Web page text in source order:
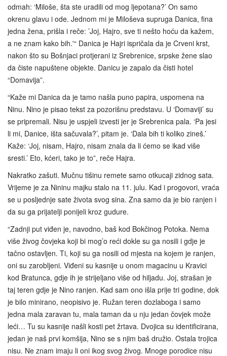
odmah: ‘Miloše, šta ste uradili od mog ljepotana?’ On samo
okrenu glavu i ode. Jednom mi je Miloševa supruga Danica, fina
jedna žena, prišla i reče: ’Joj, Hajro, sve ti nešto hoću da kažem,
a ne znam kako bih.'“ Danica je Hajri ispričala da je Crveni krst,
nakon što su Bošnjaci protjerani iz Srebrenice, srpske žene slao
da čiste napuštene objekte. Danicu je zapalo da čisti hotel
“Domavija”.
“Kaže mi Danica da je tamo našla puno papira, uspomena na
Ninu. Nino je pisao tekst za pozorišnu predstavu. U ‘Domaviji’ su
se pripremali. Nisu je uspjeli izvesti jer je Srebrenica pala. ‘Pa jesi
li mi, Danice, išta sačuvala?’, pitam je. ‘Dala bih ti koliko zineš.’
Kaže: ‘Joj, nisam, Hajro, nisam znala da li ćemo se ikad više
sresti.’ Eto, kćeri, tako je to”, reče Hajra.
Nakratko zašuti. Mučnu tišinu remete samo otkucaji zidnog sata.
Vrijeme je za Nininu majku stalo na 11. julu. Kad i progovori, vraća
se u posljednje sate života svog sina. Zna samo da je bio ranjen i
da su ga prijatelji ponijeli kroz gudure.
“Zadnji put viđen je, navodno, baš kod Bokčinog Potoka. Nema
više živog čovjeka koji bi mog’o reći dokle su ga nosili i gdje je
tačno ostavljen. Ti, koji su ga nosili od mjesta na kojem je ranjen,
oni su zarobljeni. Viđeni su kasnije u onom magacinu u Kravici
kod Bratunca, gdje ih je strijeljano više od hiljadu. Joj, strašan je
taj teren gdje je Nino ranjen. Kad sam ono išla prije tri godine, dok
je bilo minirano, neopisivo je. Ružan teren dozlaboga i samo
jedna mala zaravan tu, mala taman da u nju jedan čovjek može
leći… Tu su kasnije našli kosti pet žrtava. Dvojica su identificirana,
jedan je naš prvi komšija, Nino se s njim baš družio. Ostala trojica
nisu. Ne znam imaju li oni ikog svog živog. Mnoge porodice nisu